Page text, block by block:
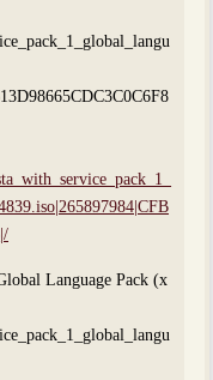
Language Pack (x